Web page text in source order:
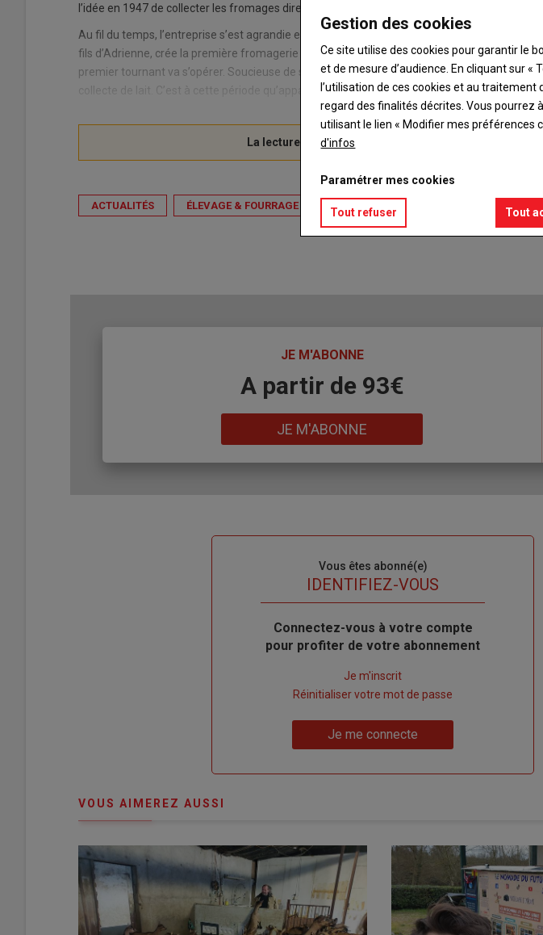
l’idée en 1947 de collecter les fromages directement chez les producteurs pour les revendre.
Au fil du temps, l’entreprise s’est agrandie et de nouvelles activités on fait leur apparition.
fils d’Adrienne, crée la première fromagerie estampillée Jacquin dans le bourg de La
premier tournant va s’opérer. Soucieuse de se diversifier et de se développer, la famille
collecte de lait. C’est à cette période qu’apparaissent les premiers fromages fabriqués
ACTUALITÉS ÉLEVAGE & FOURRAGE
JE M'ABONNE
A partir de 93€
JE M'ABONNE
Vous êtes abonné(e)
IDENTIFIEZ-VOUS
Body
Connectez-vous à votre compte
pour profiter de votre abonnement
compte"
Je m'inscrit
Réinitialiser votre mot de passe
Je me connecte
VOUS AIMEREZ AUSSI
Gestion des cookies
Ce site utilise des cookies pour garantir le
et de mesure d’audience. En cliquant sur «
l’utilisation de ces cookies et au
regard des finalités décrites. Vous pourrez
utilisant le lien « Modifier mes préférences
d'infos
Paramétrer mes cookies
Tout refuser Tout